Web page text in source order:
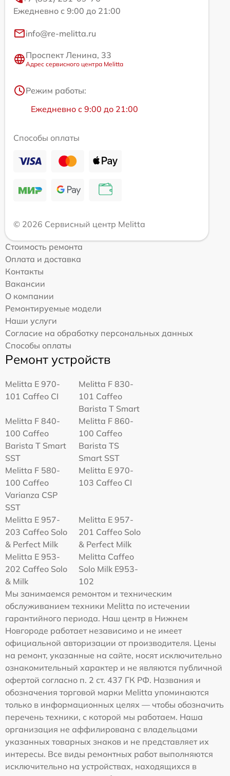
Ежедневно с 9:00 до 21:00
info@re-melitta.ru
Проспект Ленина, 33
Адрес сервисного центра Melitta
Режим работы:
Ежедневно с 9:00 до 21:00
Способы оплаты
© 2026 Сервисный центр Melitta
Стоимость ремонта
Оплата и доставка
Контакты
Вакансии
О компании
Ремонтируемые модели
Наши услуги
Согласие на обработку персональных данных
Способы оплаты
Ремонт устройств
Melitta Е 970-
101 Caffeo CI
Melitta F 830-
101 Caffeo
Barista T Smart
Melitta F 840-
100 Caffeo
Barista T Smart
SST
Melitta F 860-
100 Caffeo
Barista TS
Smart SST
Melitta F 580-
100 Caffeo
Varianza CSP
SST
Melitta Е 970-
103 Caffeo CI
Melitta E 957-
203 Caffeo Solo
& Perfect Milk
Melitta E 957-
201 Caffeo Solo
& Perfect Milk
Melitta Е 953-
202 Caffeo Solo
& Milk
Melitta Caffeo
Solo Milk E953-
102
Мы занимаемся ремонтом и техническим
обслуживанием техники Melitta по истечении
гарантийного периода. Наш центр в Нижнем
Новгороде работает независимо и не имеет
официальной авторизации от производителя. Цены
на ремонт, указанные на сайте, носят исключительно
ознакомительный характер и не являются публичной
офертой согласно п. 2 ст. 437 ГК РФ. Названия и
обозначения торговой марки Melitta упоминаются
только в информационных целях — чтобы обозначить
перечень техники, с которой мы работаем. Наша
организация не аффилирована с владельцами
указанных товарных знаков и не представляет их
интересы. Все виды ремонтных работ выполняются
исключительно на устройствах, находящихся в